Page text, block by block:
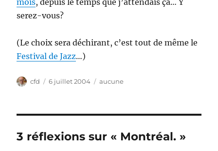
mois, depuis le temps que j’attendais ça… Y
serez-vous?
(Le choix sera déchirant, c’est tout de même le
Festival de Jazz…)
Auteur
cfd
Publié
6 juillet 2004 Catégories
aucune
3 réflexions sur « Montréal. »